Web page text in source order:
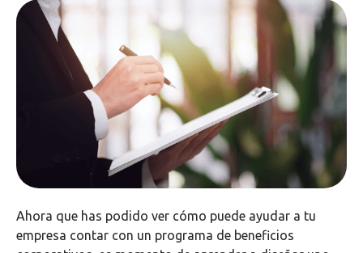
Ahora que has podido ver cómo puede ayudar a tu
empresa contar con un programa de beneficios